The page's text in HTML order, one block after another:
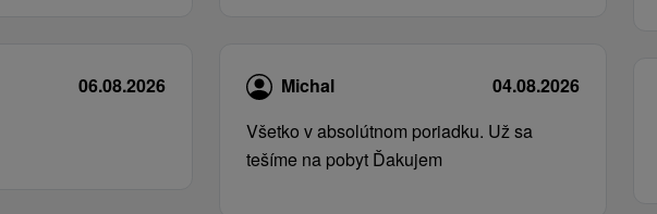
06.08.2026
Michal
04.08.2026
Všetko v absolútnom poriadku. Už sa
tešíme na pobyt Ďakujem